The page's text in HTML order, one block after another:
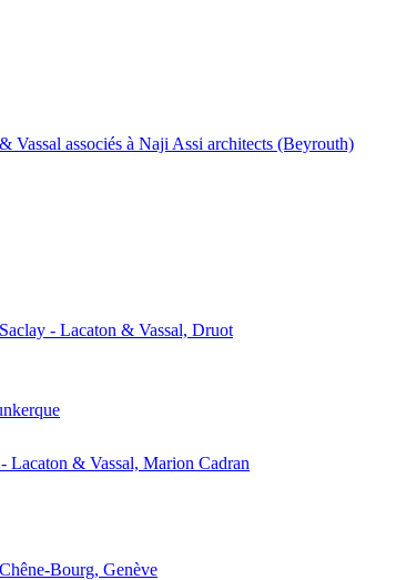
Vassal associés à Naji Assi architects (Beyrouth)
- Lacaton & Vassal, Druot
Lacaton & Vassal, Marion Cadran
Bourg, Genève